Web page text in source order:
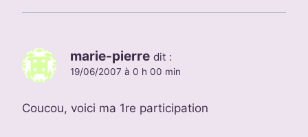
marie-pierre dit :
19/06/2007 à 0 h 00 min
Coucou, voici ma 1re participation